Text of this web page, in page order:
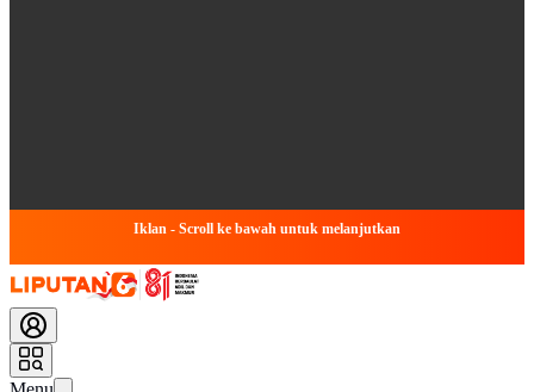
Iklan - Scroll ke bawah untuk melanjutkan